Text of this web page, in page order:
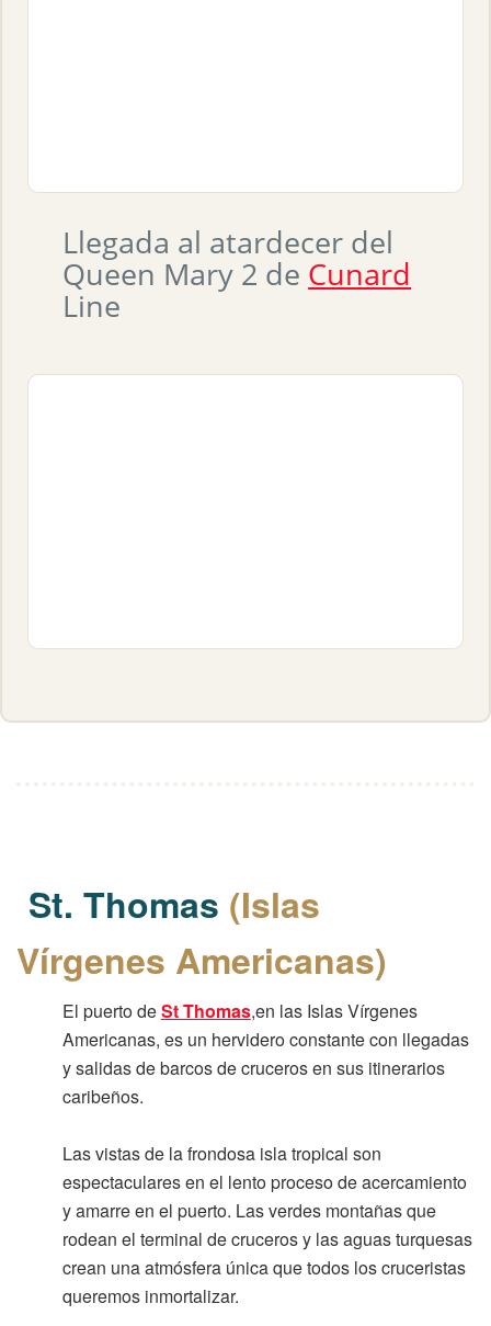
Llegada al atardecer del
Queen Mary 2 de Cunard
Line
St. Thomas (Islas
Vírgenes Americanas)
El puerto deSt Thomas,en las Islas Vírgenes
Americanas, es un hervidero constante con llegadas
y salidas de barcos de cruceros en sus itinerarios
caribeños.
Las vistas de la frondosa isla tropical son
espectaculares en el lento proceso de acercamiento
y amarre en el puerto. Las verdes montañas que
rodean el terminal de cruceros y las aguas turquesas
crean una atmósfera única que todos los cruceristas
queremos inmortalizar.